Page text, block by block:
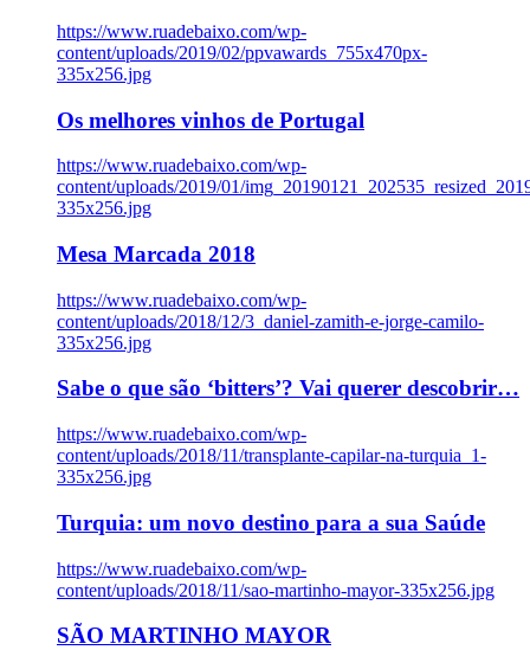
https://www.ruadebaixo.com/wp-
content/uploads/2019/02/ppvawards_755x470px-
335x256.jpg
Os melhores vinhos de Portugal
https://www.ruadebaixo.com/wp-
content/uploads/2019/01/
335x256.jpg
Mesa Marcada 2018
https://www.ruadebaixo.com/wp-
content/uploads/2018/12/3_daniel-zamith-e-jorge-camilo-
335x256.jpg
Sabe o que são ‘bitters’? Vai querer descobrir…
https://www.ruadebaixo.com/wp-
content/uploads/2018/11/transplante-capilar-na-turquia_1-
335x256.jpg
Turquia: um novo destino para a sua Saúde
https://www.ruadebaixo.com/wp-
content/uploads/2018/11/sao-martinho-mayor-335x256.jpg
SÃO MARTINHO MAYOR